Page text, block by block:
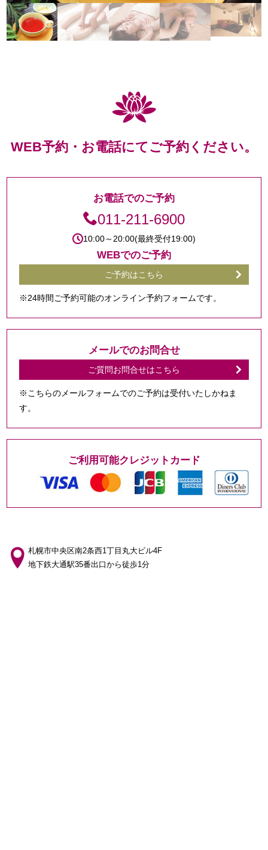
WEB予約・お電話にてご予約ください。
お電話でのご予約
011-211-6900
10:00～20:00(最終受付19:00)
WEBでのご予約
ご予約はこちら
※24時間ご予約可能のオンライン予約フォームです。
メールでのお問合せ
ご質問お問合せはこちら
※こちらのメールフォームでのご予約は受付いたしかねま
す。
ご利用可能クレジットカード
札幌市中央区南2条西1丁目丸大ビル4F
地下鉄大通駅35番出口から徒歩1分